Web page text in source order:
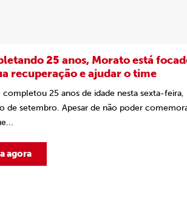
25 anos, Morato está
recuperação e ajudar o time
completou 25 anos de idade nesta sexta-feira,
de setembro. Apesar de não poder
agora